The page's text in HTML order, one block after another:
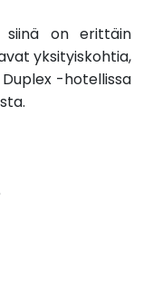
siinä on erittäin
yksityiskohtia,
-hotellissa